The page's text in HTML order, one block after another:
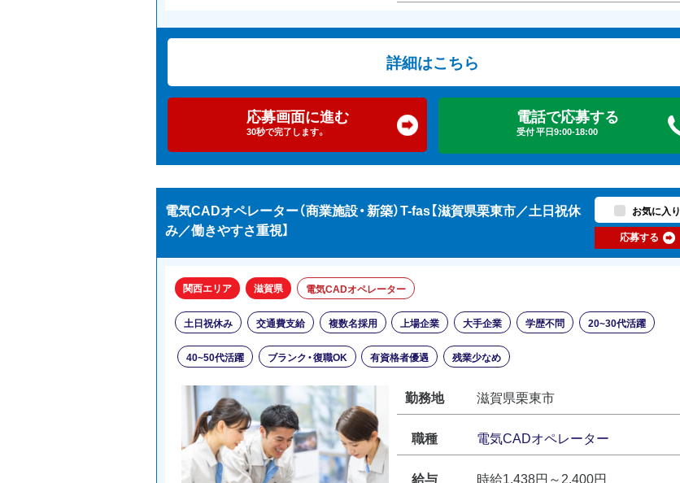
詳細はこちら
応募画面に進む
30秒で完了します。
電話で応募する
受付 平日9:00-18:00
電気CADオペレーター（商業施設・新築）T-fas【滋賀県栗東市／土日祝休
み／働きやすさ重視】
お気に入り
応募する
関西エリア 滋賀県 電気CADオペレーター
土日祝休み 交通費支給 複数名採用 上場企業 大手企業 学歴不問 20~30代活躍
40~50代活躍 ブランク・復職OK 有資格者優遇 残業少なめ
勤務地 滋賀県栗東市
職種 電気CADオペレーター
給与 時給1,438円～2,400円